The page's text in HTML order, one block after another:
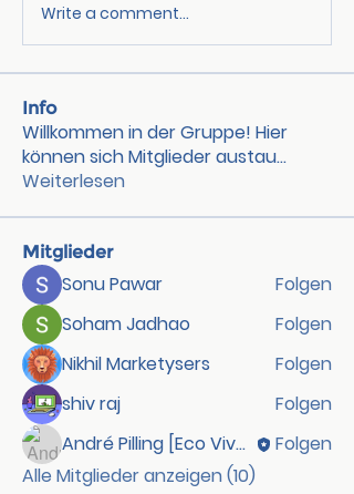
Write a comment...
Info
Willkommen in der Gruppe! Hier
können sich Mitglieder austau...
Weiterlesen
Mitglieder
Sonu Pawar
Folgen
Soham Jadhao
Folgen
Nikhil Marketysers
Folgen
shiv raj
Folgen
André Pilling [Eco Viva GmbH]
Folgen
Alle Mitglieder anzeigen (10)